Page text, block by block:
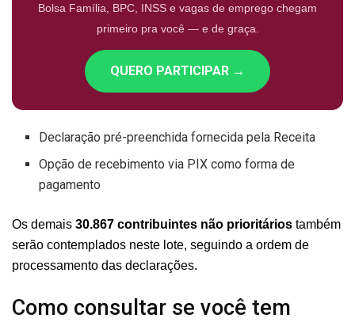
Bolsa Família, BPC, INSS e vagas de emprego chegam
primeiro pra você — e de graça.
QUERO PARTICIPAR →
Declaração pré-preenchida fornecida pela Receita
Opção de recebimento via PIX como forma de
pagamento
Os demais 30.867 contribuintes não prioritários também
serão contemplados neste lote, seguindo a ordem de
processamento das declarações.
Como consultar se você tem